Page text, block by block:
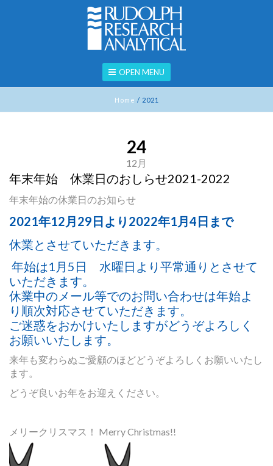
OPEN MENU
Home / 2021
24
12月
年末年始 休業日のおしらせ2021-2022
年末年始の休業日のお知らせ
2021年12月29日より2022年1月4日まで
休業とさせていただきます。
年始は1月5日 水曜日より平常通りとさせて
いただきます。
休業中のメール等でのお問い合わせは年始よ
り順次対応させていただきます。
ご迷惑をおかけいたしますがどうぞよろしく
お願いいたします。
来年も変わらぬご愛顧のほどどうぞよろしくお願いいたし
ます。
どうぞ良いお年をお迎えください。
メリークリスマス！ Merry Christmas!!